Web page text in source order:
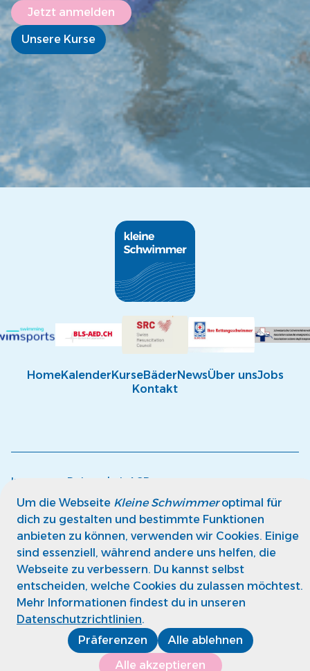
Jetzt anmelden
Unsere Kurse
HomeKalenderKurseBäderNewsÜber unsJobs
Kontakt
Impressum Datenschutz AGB
Um die Webseite Kleine Schwimmeroptimal für
dich zu gestalten und bestimmte Funktionen
anbieten zu können, verwenden wir Cookies. Einige
sind essenziell, während andere uns helfen, die
Webseite zu verbessern. Du kannst selbst
entscheiden, welche Cookies du zulassen möchtest.
Mehr Informationen findest du in unseren
Datenschutzrichtlinien.
Präferenzen
Alle ablehnen
Alle akzeptieren